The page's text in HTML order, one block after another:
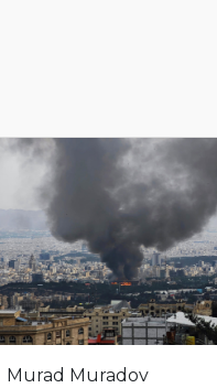
Murad Muradov